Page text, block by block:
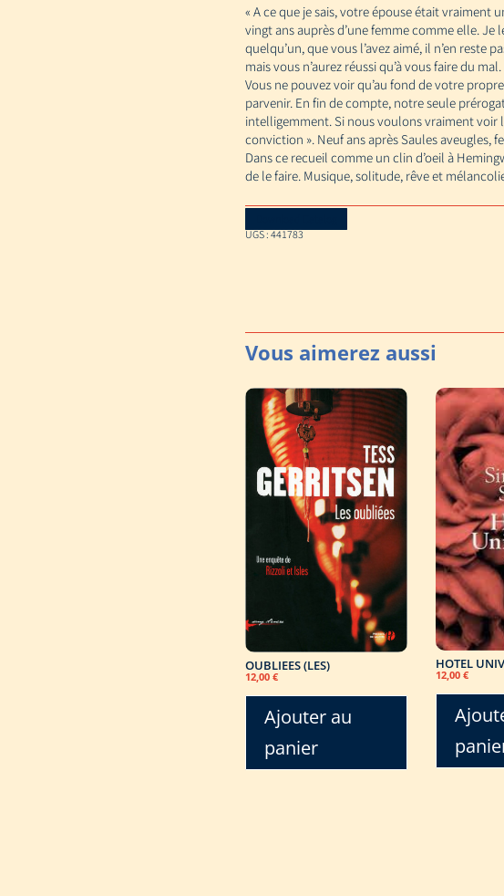
« A ce que je sais, votre épouse était vraiment
vingt ans auprès d’une femme comme elle.
quelqu’un, que vous l’avez aimé, il n’en reste
mais vous n’aurez réussi qu’à vous faire du mal.
Vous ne pouvez voir qu’au fond de votre
parvenir. En fin de compte, notre seule
intelligemment. Si nous voulons vraiment voir
conviction ». Neuf ans après Saules aveugles,
Dans ce recueil comme un clin d’oeil à
de le faire. Musique, solitude, rêve et
UGS :441783
OUBLIEES (LES)
12,00 €
Ajouter au
panier
HOTEL
12,00€